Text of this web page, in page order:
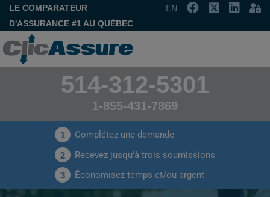
LE COMPARATEUR
D'ASSURANCE #1 AU QUÉBEC
EN
514-312-5301
1-855-431-7869
1 Complétez une demande
2 Recevez jusqu'à trois soumissions
3 Économisez temps et/ou argent